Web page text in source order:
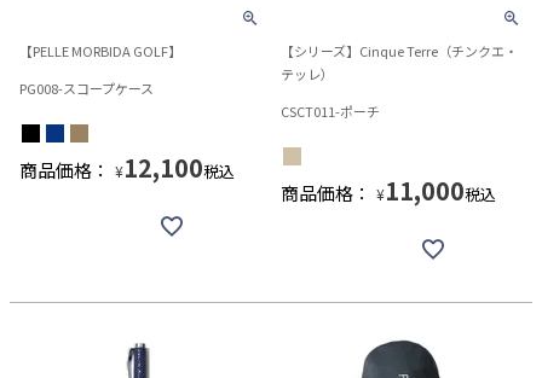
【PELLE MORBIDA GOLF】
PG008-スコープケース
商品価格： ¥12,100税込
【シリーズ】Cinque Terre（チンクエ・
テッレ）
CSCT011-ポーチ
商品価格： ¥11,000税込